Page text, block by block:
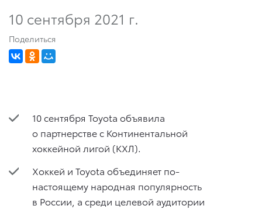
10 сентября 2021 г.
Поделиться
10 сентября Toyota объявила
о партнерстве с Континентальной
хоккейной лигой (КХЛ).
Хоккей и Toyota объединяет по-
настоящему народная популярность
в России, а среди целевой аудитории